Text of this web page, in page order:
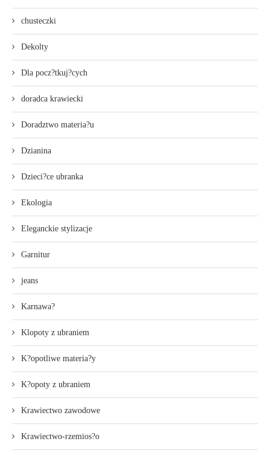
chusteczki
Dekolty
Dla pocz?tkuj?cych
doradca krawiecki
Doradztwo materia?u
Dzianina
Dzieci?ce ubranka
Ekologia
Eleganckie stylizacje
Garnitur
jeans
Karnawa?
Klopoty z ubraniem
K?opotliwe materia?y
K?opoty z ubraniem
Krawiectwo zawodowe
Krawiectwo-rzemios?o